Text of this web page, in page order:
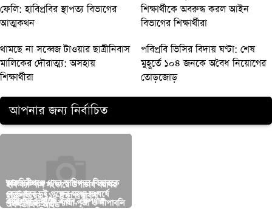
ফেলি: হাবিপ্রবির স্থাপত্য বিভাগের
আত্মকথন
শিক্ষার্থীকে অবরুদ্ধ করল আইন
বিভাগের শিক্ষার্থীরা
থামছে না সব্বেজ টাওয়ার ছাত্রীনিবাস
মালিকের দৌরাত্ম্য: অসহায়
শিক্ষার্থীরা
পবিপ্রবি ভিসির বিদায় ঘণ্টা: শেষ
মুহূর্তে ১০৪ জনকে অবৈধ নিয়োগের
তোড়জোড়
আপনার জন্য নির্বাচিত
ইবি ক্যাম্পাস সংস্কারে উপাচার্য বরাবর
ছাত্রশিবিরের ১১০ দফা প্রস্তাবনা
আজমিরীগঞ্জে গ্রাম্য আধিপত্য বিস্তারকে
কেন্দ্র করে দুই পক্ষের মধ্যে সংঘর্ষে
অর্ধশতাধিক আহত
পবিপ্রবিতে শ্রী শ্রী শ্যামা পূজা ও দীপাবলি
কারিশমা দেখাচ্ছে ইরান, ক্ষেপণাস্ত্র